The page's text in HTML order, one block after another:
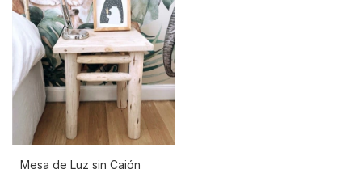
Mesa de Luz sin Cajón